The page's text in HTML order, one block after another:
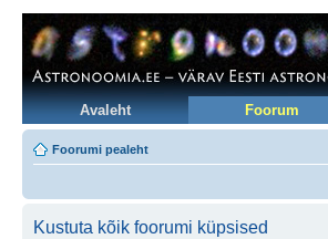
Avaleht Foorum
Foorumi pealeht
Kustuta kõik foorumi küpsised